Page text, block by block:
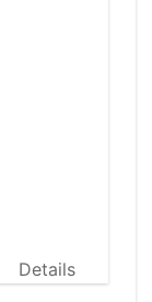
Details